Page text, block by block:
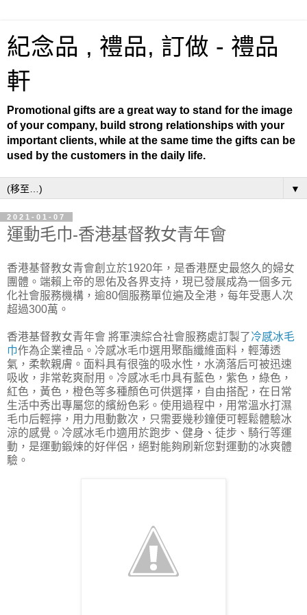
紀念品 , 禮品, 訂做 - 禮品
軒
Promotional gifts are a great way to stand for the image
of your company, build strong relationships with your
important clients, while at the same time the gifts can be
used by the customers in the daily life.
▼
2021-01-07
運動毛巾-香港基督教女青年會
香港基督教女青會創立於1920年，是香港歷史最悠久的婦女
團體。端賴上帝的恩佑及各界支持，現已發展成為一個多元
化社會服務機構，逾80個服務單位遍及全港，每年受惠人次
超過300萬。
香港基督教女青年會 將軍澳綜合社會服務處訂製了冷感冰毛
巾作為企業禮品。冷感冰毛巾選用聚酯纖維面料，輕薄透
氣，柔軟親膚。面料具有很強的吸水性，水滴落后可被迅速
吸收，非常乾爽耐用。冷感冰毛巾具有藍色，紫色，綠色，
紅色，黃色，橙色等多種顏色可供選擇，自由搭配，在日常
生活中秀出專屬您的繽紛色彩。使用過程中，用常溫水打濕
毛巾后輕擰，用力甩動數次，只需要幾秒鐘便可輕鬆體驗冰
涼的感覺。冷感冰毛巾適用於跑步、健身、徒步、騎行等運
動，是運動鍛煉的好伴侶，絕對能夠刷新您對運動的冰爽體
驗。